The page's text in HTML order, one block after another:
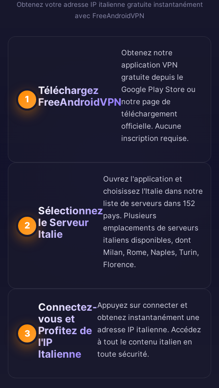
Obtenez votre adresse IP italienne gratuite instantanément
avec FreeAndroidVPN
1
Téléchargez
FreeAndroidVPN
Obtenez notre
application VPN
gratuite depuis le
Google Play Store ou
notre page de
téléchargement
officielle. Aucune
inscription requise.
2
Sélectionnez
le Serveur
Italie
Ouvrez l'application et
choisissez l'Italie dans notre
liste de serveurs dans 152
pays. Plusieurs
emplacements de serveurs
italiens disponibles, dont
Milan, Rome, Naples, Turin,
Florence.
3
Connectez-
vous et
Profitez de
l'IP
Italienne
Appuyez sur connecter et
obtenez instantanément une
adresse IP italienne. Accédez
à tout le contenu italien en
toute sécurité.